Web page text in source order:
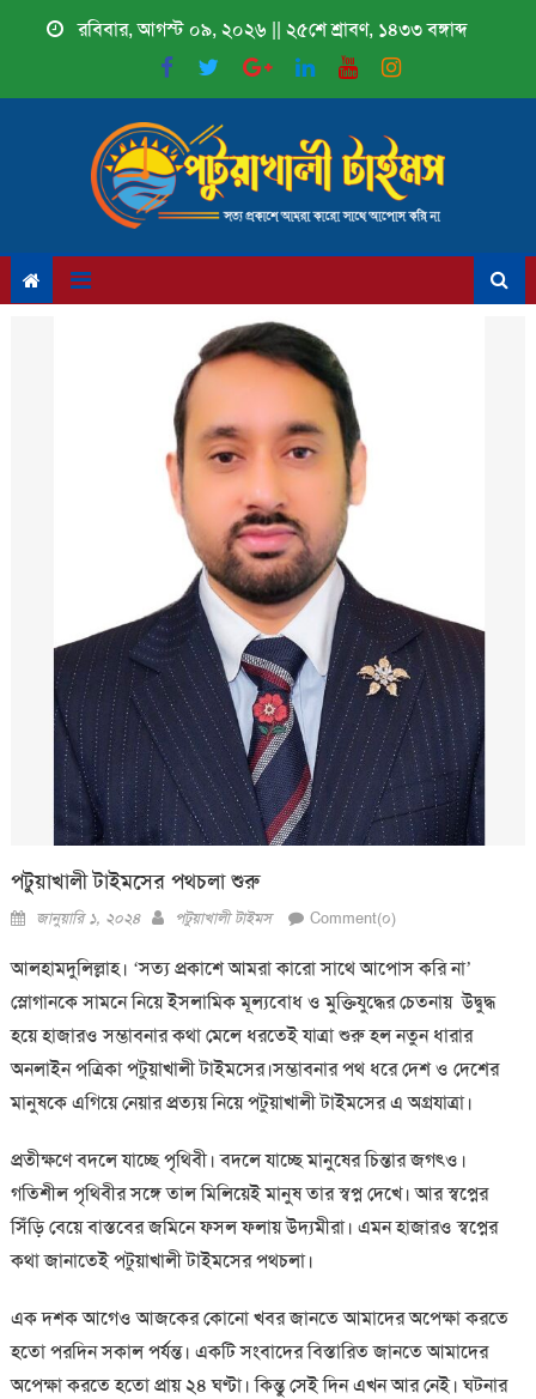
রবিবার, আগস্ট ০৯, ২০২৬ || ২৫শে শ্রাবণ, ১৪৩৩ বঙ্গাব্দ
পটুয়াখালী টাইমসের পথচলা শুরু
Posted
জানুয়ারি ১, ২০২৪ Author
পটুয়াখালী টাইমস Comment(০)
আলহামদুলিল্লাহ। ‘সত্য প্রকাশে আমরা কারো সাথে আপোস করি না’
স্লোগানকে সামনে নিয়ে ইসলামিক মূল্যবোধ ও মুক্তিযুদ্ধের চেতনায় উদ্বুদ্ধ
হয়ে হাজারও সম্ভাবনার কথা মেলে ধরতেই যাত্রা শুরু হল নতুন ধারার
অনলাইন পত্রিকা পটুয়াখালী টাইমসের।সম্ভাবনার পথ ধরে দেশ ও দেশের
মানুষকে এগিয়ে নেয়ার প্রত্যয় নিয়ে পটুয়াখালী টাইমসের এ অগ্রযাত্রা।
প্রতীক্ষণে বদলে যাচ্ছে পৃথিবী। বদলে যাচ্ছে মানুষের চিন্তার জগৎও।
গতিশীল পৃথিবীর সঙ্গে তাল মিলিয়েই মানুষ তার স্বপ্ন দেখে। আর স্বপ্নের
সিঁড়ি বেয়ে বাস্তবের জমিনে ফসল ফলায় উদ্যমীরা। এমন হাজারও স্বপ্নের
কথা জানাতেই পটুয়াখালী টাইমসের পথচলা।
এক দশক আগেও আজকের কোনো খবর জানতে আমাদের অপেক্ষা করতে
হতো পরদিন সকাল পর্যন্ত। একটি সংবাদের বিস্তারিত জানতে আমাদের
অপেক্ষা করতে হতো প্রায় ২৪ ঘণ্টা। কিন্তু সেই দিন এখন আর নেই। ঘটনার